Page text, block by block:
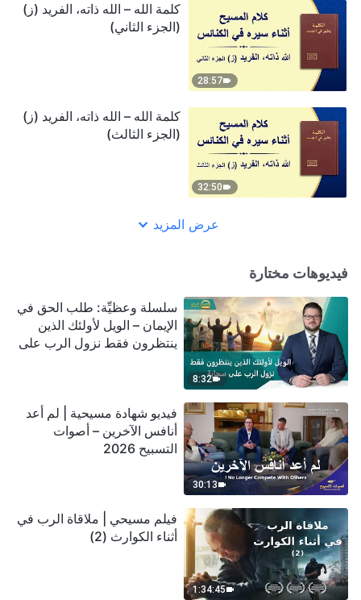
28:57
كلمة الله – الله ذاته، الفريد (ز)
(الجزء الثاني)
32:50
كلمة الله – الله ذاته، الفريد (ز)
(الجزء الثالث)
عرض المزيد
فيديوهات مختارة
8:32
سلسلة وعظيِّة: طلب الحق في
الإيمان – الويل لأولئك الذين
ينتظرون فقط نزول الرب على
30:13
فيديو شهادة مسيحية | لم أعد
أنافس الآخرين – أصوات
التسبيح 2026
1:34:45
فيلم مسيحي | ملاقاة الرب في
أثناء الكوارث (2)